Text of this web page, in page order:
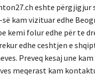
eshte përgjigjur
së kam vizituar edhe
kemi folur edhe për te
edhe ceshtjen e
Preveq kesaj une
meqerast kam